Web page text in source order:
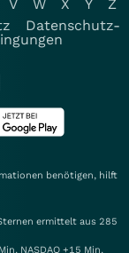
V W X Y
Z
Datenschutz-
benötigen, hilft
ermittelt aus 285
NASDAQ +15 Min.